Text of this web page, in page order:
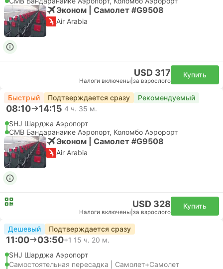
Эконом | Самолет #G9508
Air Arabia
USD 317
Налоги включены за взрослого
Купить
Быстрый Подтверждается сразу Рекомендуемый
08:10 14:15 4 ч. 35 м.
SHJ Шарджа Аэропорт
CMB Бандаранаике Аэропорт, Коломбо Аэророрт
Эконом | Самолет #G9508
Air Arabia
USD 328
Налоги включены за взрослого
Купить
Дешевый Подтверждается сразу
11:00 03:50+1 15 ч. 20 м.
SHJ Шарджа Аэропорт
Самостоятельная пересадка | Самолет+Самолет